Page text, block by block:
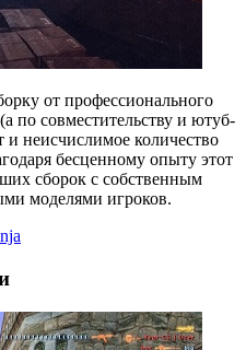
от профессионального
по совместительству и ютуб-
неисчислимое количество
бесценному опыту этот
сборок с собственным
моделями игроков.